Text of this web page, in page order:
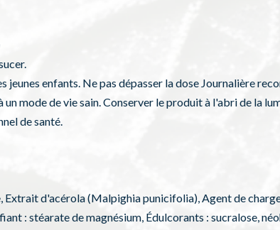
jeunes enfants. Ne pas dépasser la dose Journalière
mode de vie sain. Conserver le produit à l'abri de la
de santé.
Extrait d'acérola (Malpighia punicifolia), Agent de
: stéarate de magnésium, Édulcorants : sucralose,